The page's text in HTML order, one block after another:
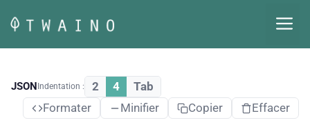
au
contenu
JSON Indentation : 2 4
Tab
Formater
Minifier Copier Effacer